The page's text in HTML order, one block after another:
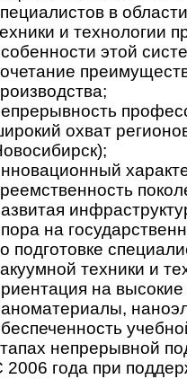
в
и технологии
этой
охват
на
подготовке
техники и
на высокие
непрерывной
2006 года при